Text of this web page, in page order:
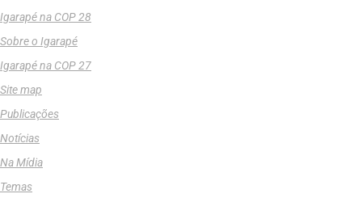
Igarapé na COP 28
Sobre o Igarapé
Igarapé na COP 27
Site map
Publicações
Notícias
Na Mídia
Temas